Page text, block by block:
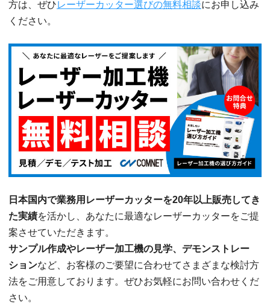
方は、ぜひレーザーカッター選びの無料相談にお申し込み
ください。
日本国内で業務用レーザーカッターを20年以上販売してき
た実績を活かし、あなたに最適なレーザーカッターをご提
案させていただきます。
サンプル作成やレーザー加工機の見学、デモンストレー
ションなど、お客様のご要望に合わせてさまざまな検討方
法をご用意しております。ぜひお気軽にお問い合わせくだ
さい。